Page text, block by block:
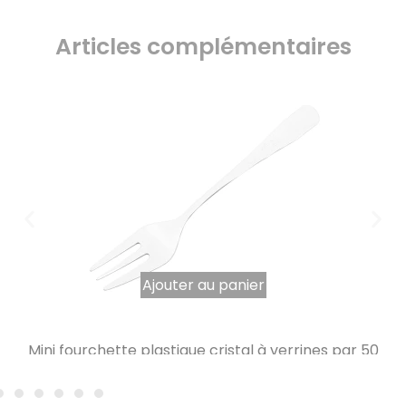
Articles complémentaires
Mini fourchette plastique cristal à verrines par 50
Ajouter au panier